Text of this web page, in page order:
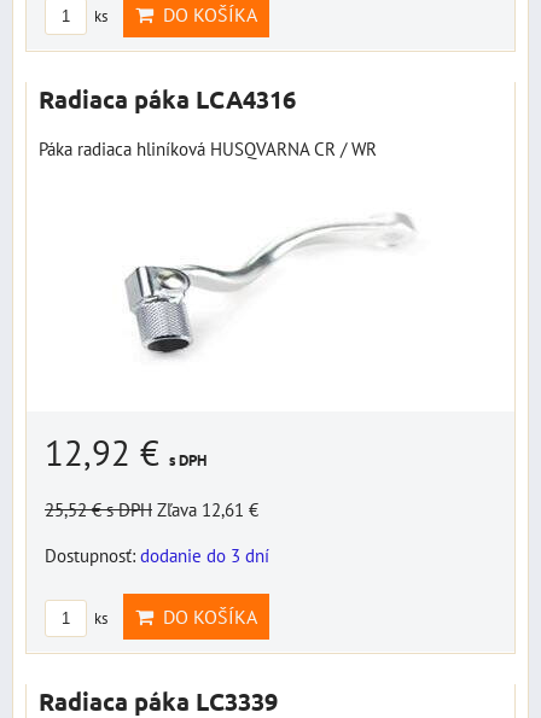
ks DO KOŠÍKA
Radiaca páka LCA4316
Páka radiaca hliníková HUSQVARNA CR / WR
12,92 € s DPH
25,52 €s DPH Zľava 12,61 €
Dostupnosť: dodanie do 3 dní
ks DO KOŠÍKA
Radiaca páka LC3339